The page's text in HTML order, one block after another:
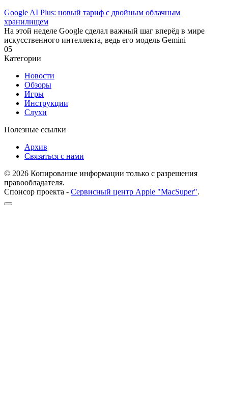
Google AI Plus: новый тариф с двойным облачным
хранилищем
На этой неделе Google сделал важный шаг вперёд в мире
искусственного интеллекта, ведь его модель Gemini
05
Категории
Новости
Обзоры
Игры
Инструкции
Слухи
Полезные ссылки
Архив
Связаться с нами
© 2026 Копирование информации только с разрешения
правообладателя.
Спонсор проекта - Сервисный центр Apple "MacSuper".